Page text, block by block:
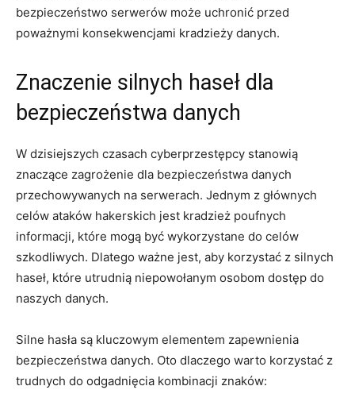
bezpieczeństwo⁢ serwerów⁣ może⁢ uchronić przed
poważnymi⁢ konsekwencjami kradzieży danych.
Znaczenie silnych​ haseł dla
bezpieczeństwa⁢ danych
W⁢ dzisiejszych czasach ⁢cyberprzestępcy stanowią
⁣znaczące⁣ zagrożenie dla ​bezpieczeństwa ​danych
przechowywanych na serwerach. Jednym z głównych‍
celów ataków ‍hakerskich ​jest kradzież poufnych
informacji, które ‌mogą być wykorzystane ⁢do celów
szkodliwych. Dlatego‍ ważne jest, aby‍ korzystać z silnych
haseł, ‍które⁣ utrudnią ⁢niepowołanym osobom dostęp do
⁤naszych danych.
Silne hasła są⁣ kluczowym elementem ⁣zapewnienia
bezpieczeństwa danych. Oto dlaczego warto korzystać z
⁤trudnych do‌ odgadnięcia kombinacji znaków: